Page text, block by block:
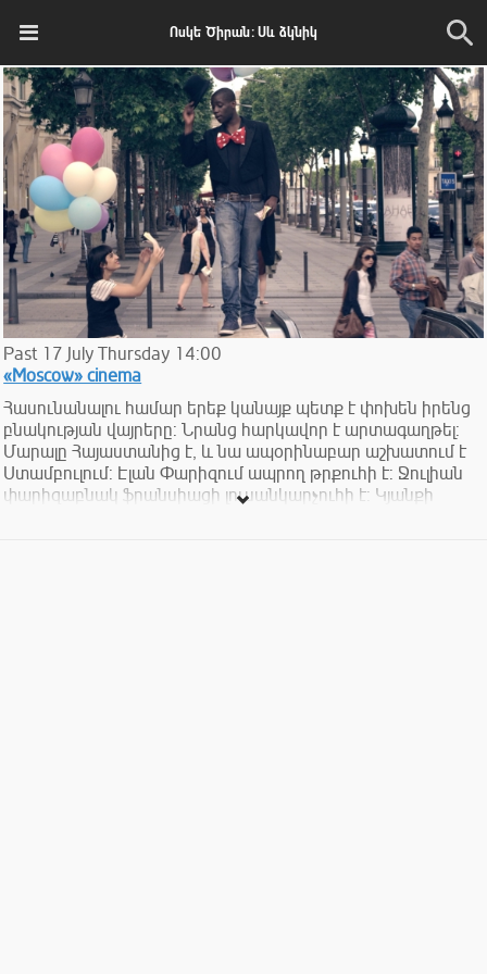
Ոսկե Ծիրան: Սև ձկնիկ
Past 17 July Thursday 14:00
«Moscow» cinema
Հասունանալու համար երեք կանայք պետք է փոխեն իրենց
բնակության վայրերը: Նրանց հարկավոր է արտագաղթել:
Մարալը Հայաստանից է, և նա ապօրինաբար աշխատում է
Ստամբուլում: Էլան Փարիզում ապրող թրքուհի է: Ջուլիան
փարիզաբնակ ֆրանսիացի լուսանկարչուհի է: Կյանքի